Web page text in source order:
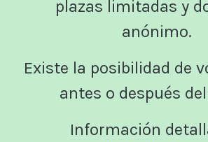
plazas limitadas y
anónimo.
Existe la posibilidad de
antes o después
Información